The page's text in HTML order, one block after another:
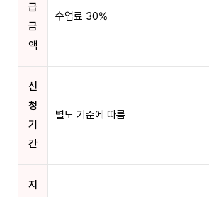
급
금
액
수업료 30%
신
청
기
간
별도 기준에 따름
지